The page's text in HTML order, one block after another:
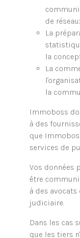
de
La
la
La
la
Immoboss
à des
que
services de
Vos données
être
à des
judiciaire.
Dans les cas
que les tiers